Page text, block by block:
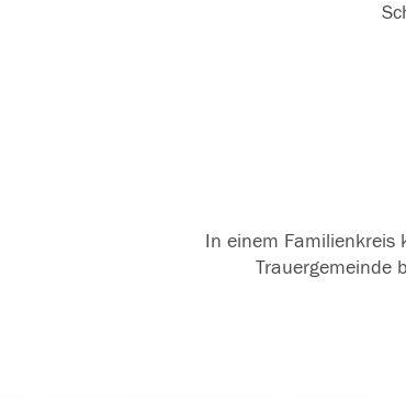
In einem Familienkreis
Trauergemeinde